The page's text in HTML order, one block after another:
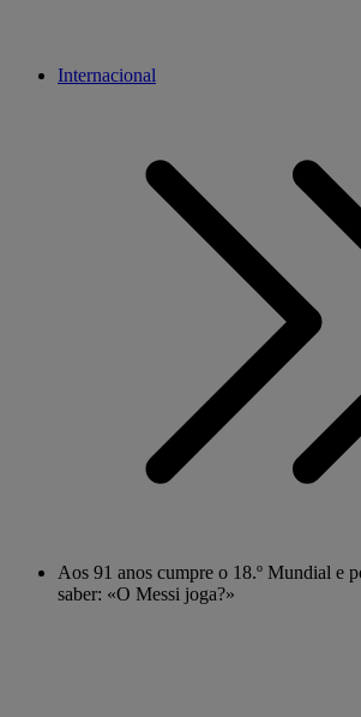
Internacional
Aos 91 anos cumpre o 18.º Mundial e
saber: «O Messi joga?»